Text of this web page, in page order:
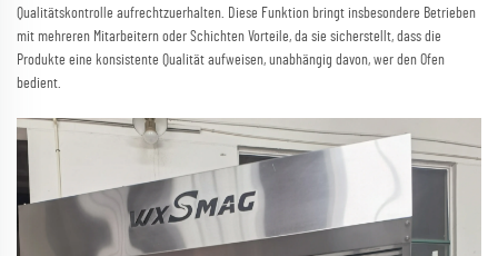
Qualitätskontrolle aufrechtzuerhalten. Diese Funktion bringt insbesondere Betrieben
mit mehreren Mitarbeitern oder Schichten Vorteile, da sie sicherstellt, dass die
Produkte eine konsistente Qualität aufweisen, unabhängig davon, wer den Ofen
bedient.